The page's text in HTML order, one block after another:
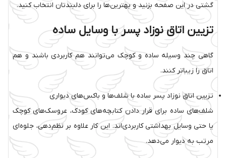
گشتی در این صفحه بزنید و بهترین‌ها را برای دلبندتان انتخاب کنید.
تزیین اتاق نوزاد پسر با وسایل ساده
گاهی چند وسیله ساده و کوچک می‌توانند هم کاربردی باشند و هم
اتاق را زیباتر کنند.
تزیین اتاق نوزاد پسر ساده با شلف‌ها و باکس‌های دیواری
شلف‌های ساده برای قرار دادن کتابچه‌های کودک، عروسک‌های کوچک
یا حتی وسایل بهداشتی کاربردی‌اند. این کار علاوه بر نظم‌دهی، جلوه‌ای
مرتب به دیوار می‌دهد.